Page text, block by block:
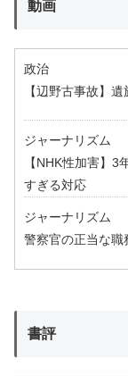
動画
政治
【辺野古事故】
ジャーナリズム
【NHK性加害】3
すぎる対応
ジャーナリズム
警察官の正当な職
書評